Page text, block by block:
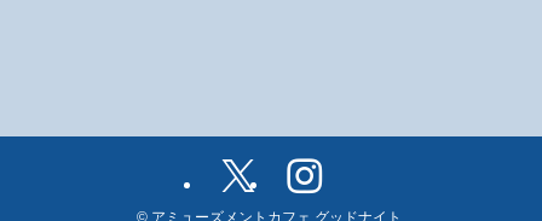
© アミューズメントカフェ グッドナイト.